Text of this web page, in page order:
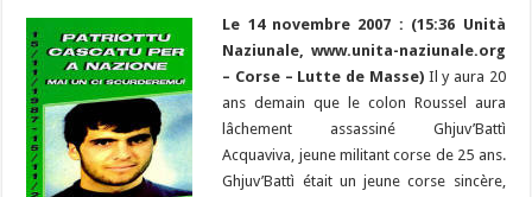
b
o
o
k
ky
gr
a
m
p
c
h
at
l
y
Li
n
k
d
o
n
es
t
p
p
m
bl
r
d
di
t
ai
l
ta
g
er
Le 14 novembre 2007 : (15:36 Unità
Naziunale, www.unita-naziunale.org
– Corse – Lutte de Masse)Il y aura 20
ans demain que le colon Roussel aura
lâchement assassiné Ghjuv’Battì
Acquaviva, jeune militant corse de 25 ans.
Ghjuv’Battì était un jeune corse sincère,